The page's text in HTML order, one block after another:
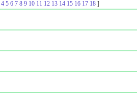
4 5 6 7 8 9 10 11 12 13 14 15 16 17 18]